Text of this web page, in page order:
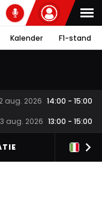
Kalender F1-stand
aug. 2026 14:00 - 15:00
aug. 2026 13:00 - 15:00